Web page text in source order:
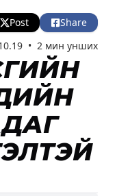
Post
Share
• 2 мин унших